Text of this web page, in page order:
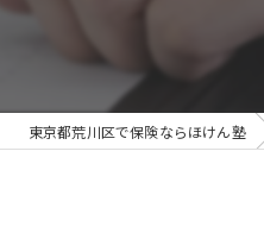
東京都荒川区で保険ならほけん塾